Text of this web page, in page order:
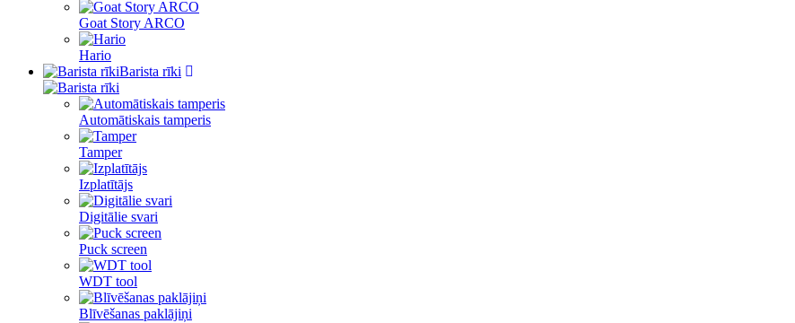
Goat Story ARCO
Hario
Barista rīki
Automātiskais tamperis
Tamper
Izplatītājs
Digitālie svari
Puck screen
WDT tool
Blīvēšanas paklājiņi